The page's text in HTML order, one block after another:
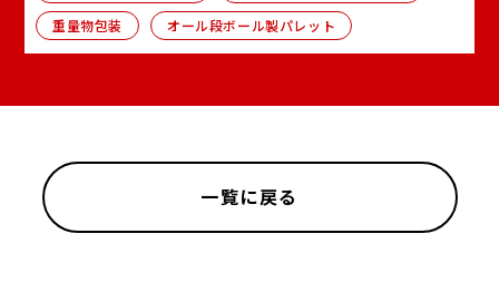
重量物包装
オール段ボール製パレット
一覧に戻る